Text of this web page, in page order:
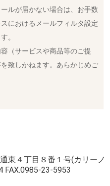
ルが届かない場合は、お手数
におけるメールフィルタ設定
。
（サービスや商品等のご提
致しかねます。あらかじめご
東４丁目８番１号(カリーノ
FAX.0985-23-5953